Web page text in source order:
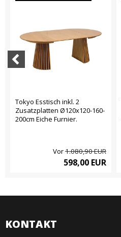
Tokyo Esstisch inkl. 2
Zusatzplatten Ø120x120-160-
200cm Eiche Furnier.
Vor1.080,90 EUR
598,00 EUR
KONTAKT